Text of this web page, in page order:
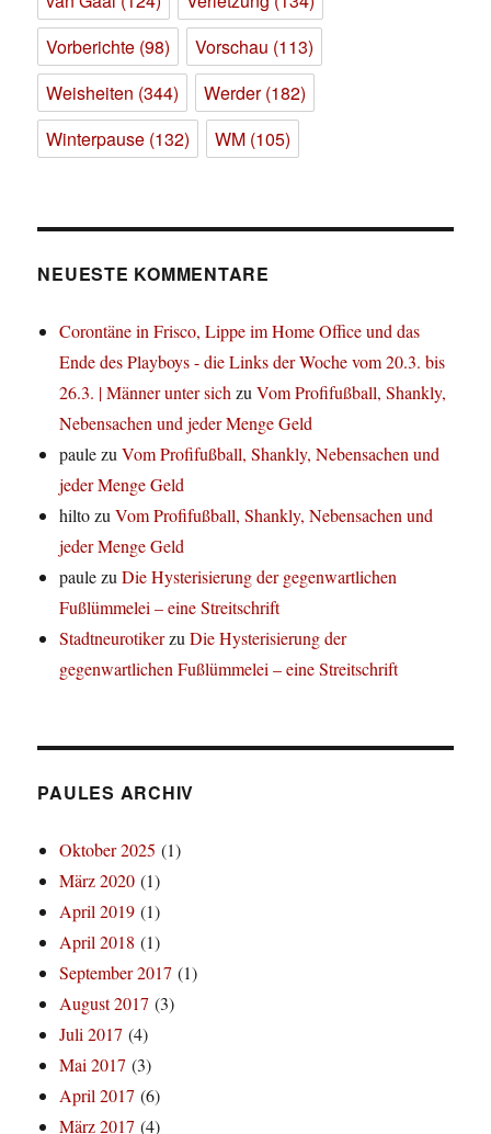
Vorberichte (98) Vorschau (113)
Weisheiten (344) Werder(182)
Winterpause (132) WM (105)
NEUESTE KOMMENTARE
Corontäne in Frisco, Lippe im Home Office und das
Ende des Playboys - die Links der Woche vom 20.3. bis
26.3. | Männer unter sichzuVom Profifußball, Shankly,
Nebensachen und jeder Menge Geld
paulezuVom Profifußball, Shankly, Nebensachen und
jeder Menge Geld
hiltozuVom Profifußball, Shankly, Nebensachen und
jeder Menge Geld
paulezuDie Hysterisierung der gegenwartlichen
Fußlümmelei – eine Streitschrift
StadtneurotikerzuDie Hysterisierung der
gegenwartlichen Fußlümmelei – eine Streitschrift
PAULES ARCHIV
Oktober 2025 (1)
März 2020 (1)
April 2019 (1)
April 2018 (1)
September 2017 (1)
August 2017 (3)
Juli 2017 (4)
Mai 2017 (3)
April 2017 (6)
März 2017 (4)